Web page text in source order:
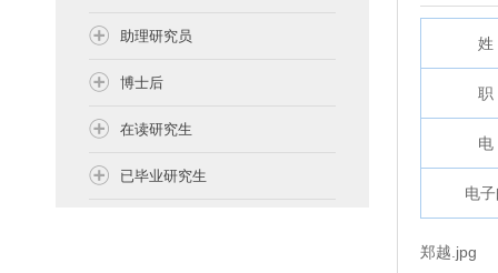
助理研究员
博士后
在读研究生
已毕业研究生
姓
职
电
电
郑越.jpg